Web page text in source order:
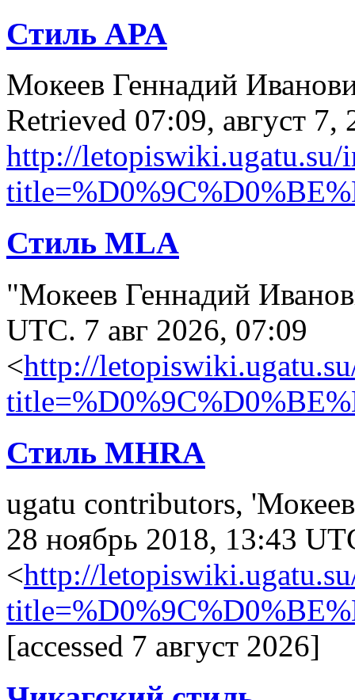
Стиль APA
Мокеев Геннадий
Retrieved 07:09, август 7,
http://letopiswiki.ugatu.su/
Стиль MLA
"Мокеев Геннадий
UTC. 7 авг 2026, 07:09
<http://
Стиль MHRA
ugatu contributors,
28 ноябрь 2018, 13:43
<http://
[accessed 7 август 2026]